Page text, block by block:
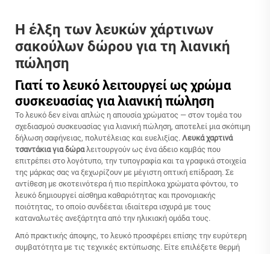
Η έλξη των λευκών χάρτινων
σακούλων δώρου για τη λιανική
πώληση
Γιατί το λευκό λειτουργεί ως χρώμα
συσκευασίας για λιανική πώληση
Το λευκό δεν είναι απλώς η απουσία χρώματος — στον τομέα του
σχεδιασμού συσκευασίας για λιανική πώληση, αποτελεί μια σκόπιμη
δήλωση σαφήνειας, πολυτέλειας και ευελιξίας. Λευκά χαρτινά
τσαντάκια για δώραλειτουργούν ως ένα άδειο καμβάς που
επιτρέπει στο λογότυπο, την τυπογραφία και τα γραφικά στοιχεία
της μάρκας σας να ξεχωρίζουν με μέγιστη οπτική επίδραση. Σε
αντίθεση με σκοτεινότερα ή πιο περίπλοκα χρώματα φόντου, το
λευκό δημιουργεί αίσθημα καθαριότητας και προνομιακής
ποιότητας, το οποίο συνδέεται ιδιαίτερα ισχυρά με τους
καταναλωτές ανεξάρτητα από την ηλικιακή ομάδα τους.
Από πρακτικής άποψης, το λευκό προσφέρει επίσης την ευρύτερη
συμβατότητα με τις τεχνικές εκτύπωσης. Είτε επιλέξετε θερμή